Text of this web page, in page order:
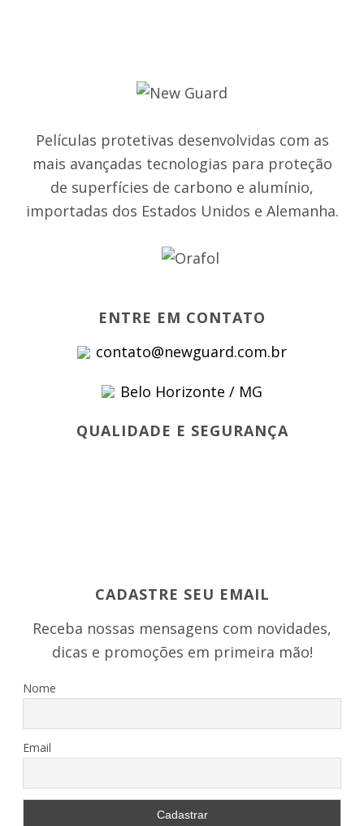
Películas protetivas desenvolvidas com as
mais avançadas tecnologias para proteção
de superfícies de carbono e alumínio,
importadas dos Estados Unidos e Alemanha.
ENTRE EM CONTATO
contato@newguard.com.br
Belo Horizonte / MG
QUALIDADE E SEGURANÇA
CADASTRE SEU EMAIL
Receba nossas mensagens com novidades,
dicas e promoções em primeira mão!
Nome
Email